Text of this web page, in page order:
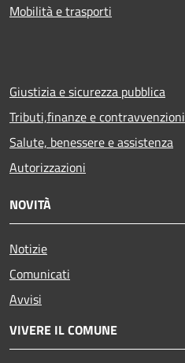
Mobilità e trasporti
Giustizia e sicurezza pubblica
Tributi,finanze e contravvenzioni
Salute, benessere e assistenza
Autorizzazioni
NOVITÀ
Notizie
Comunicati
Avvisi
VIVERE IL COMUNE